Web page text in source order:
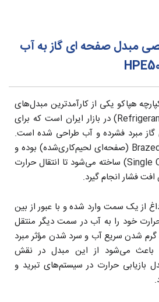
مبدل صفحه ای گاز به آب
هپاکو یکی از کارآمدترین مبدل‌های
گاز به آب (Refrigerant to Water) در بازار ایران است که برای
گاز مبرد فشرده و آب طراحی شده است.
این مبدل از نوع Brazed Plate (صفحه‌ای لحیم‌کاری‌شده) بوده و
به‌صورت تک‌مدار (Single Circuit) ساخته می‌شود تا انتقال حرارت
افت فشار انجام گیرد.
از یک سمت وارد شده و با عبور از بین
خود را به آب در سمت دیگر منتقل
گرم شدن سریع آب و سرد شدن مؤثر مبرد
باعث می‌شود از این مبدل در نقش
بازیابی حرارت در سیستم‌های تبرید و